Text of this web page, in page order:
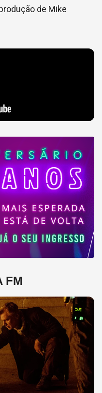
de Mike
FM